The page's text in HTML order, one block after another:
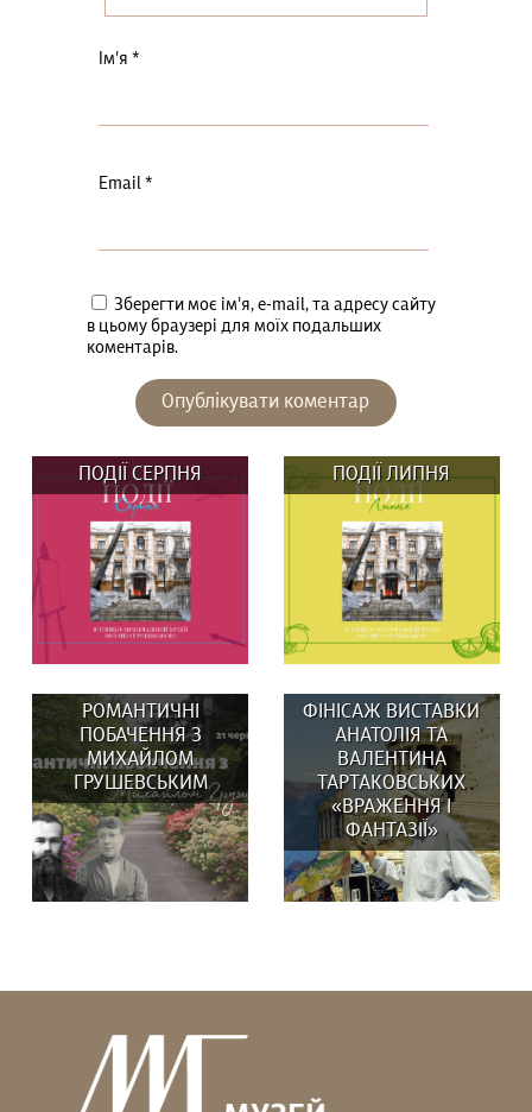
Ім'я *
Email *
Зберегти моє ім'я, e-mail, та адресу сайту
в цьому браузері для моїх подальших
коментарів.
ПОДІЇ СЕРПНЯ
ВИСТАВКИ: 29 та 30
серпня о 14:00
Вистав(к)а...
ПОДІЇ ЛИПНЯ
У липні в музеї:
ВИСТАВКИ: Вистав(к)а
«СВОЇ/ЧУЖІ ЛЮДИ,...
РОМАНТИЧНІ
ПОБАЧЕННЯ З
МИХАЙЛОМ
ГРУШЕВСЬКИМ
Гадаєте, що Михайло
Грушевський усе життя
був “батьком...
ФІНІСАЖ ВИСТАВКИ
АНАТОЛІЯ ТА
ВАЛЕНТИНА
ТАРТАКОВСЬКИХ
«ВРАЖЕННЯ І
ФАНТАЗІЇ»